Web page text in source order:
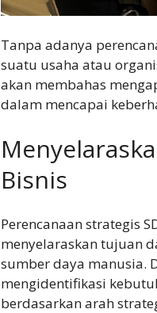
Tanpa adanya
suatu usaha atau
akan membahas
dalam mencapai
Bisnis
Perencanaan strategis
menyelaraskan tujuan
sumber daya manusia.
mengidentifikasi
berdasarkan arah